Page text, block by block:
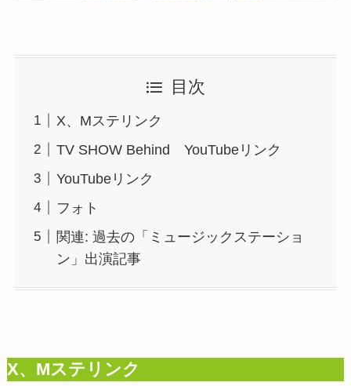
目次
X、Mステリンク
TV SHOW Behind YouTubeリンク
YouTubeリンク
フォト
関連: 過去の「ミュージックステーショ
ン」出演記事
X、Mステリンク